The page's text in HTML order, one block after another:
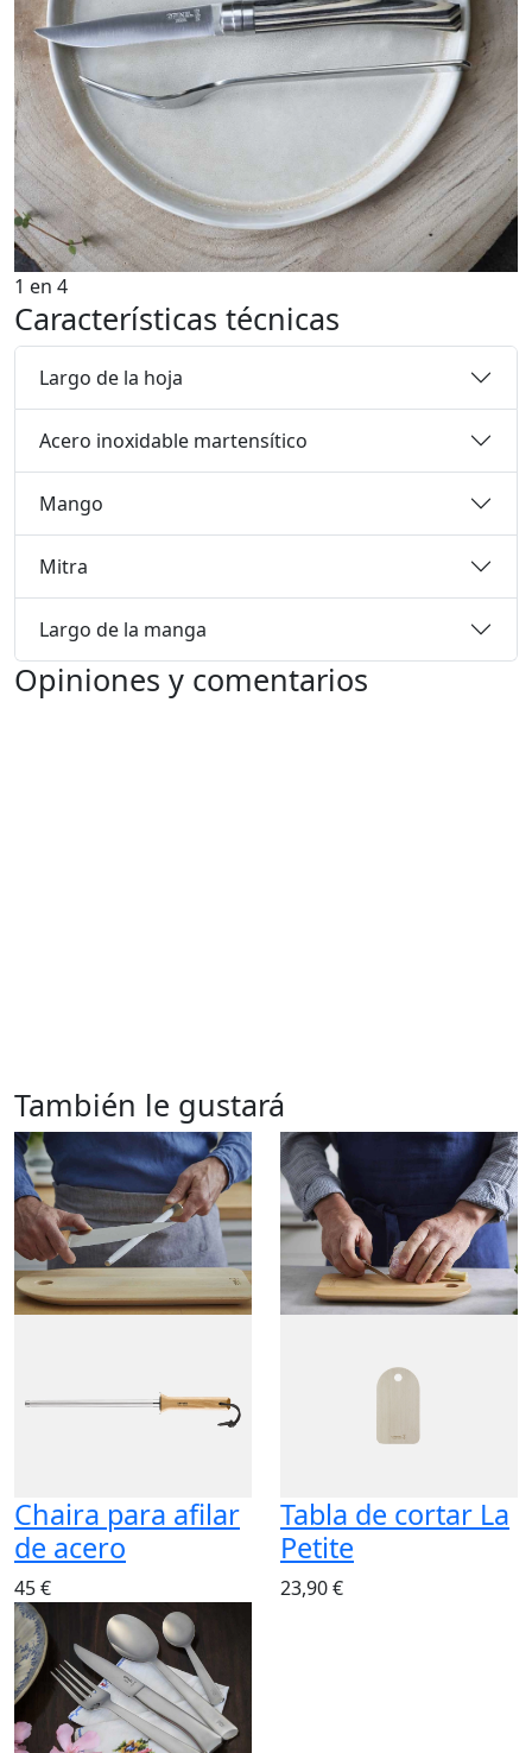
1 en 4
Características técnicas
Largo de la hoja
Acero inoxidable martensítico
Mango
Mitra
Largo de la manga
Opiniones y comentarios
También le gustará
Chaira para afilar
de acero
45 €
Tabla de cortar La
Petite
23,90 €